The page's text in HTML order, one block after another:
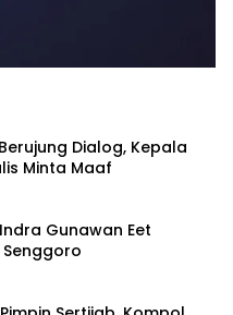
Dialog, Kepala
Minta Maaf
Gunawan Eet